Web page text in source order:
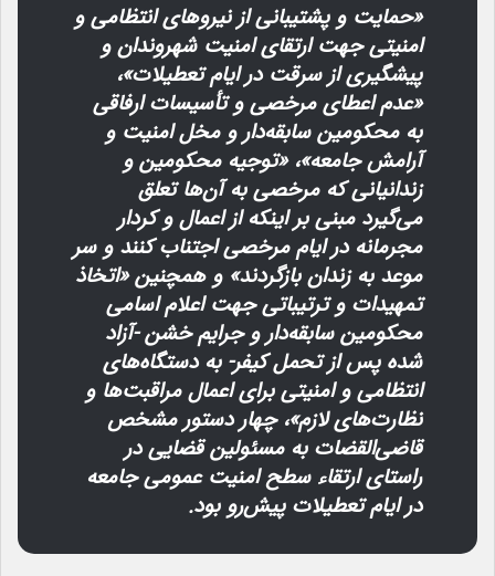
«حمایت و پشتیبانی از نیروهای انتظامی و
امنیتی جهت ارتقای امنیت شهروندان و
پیشگیری از سرقت در ایام تعطیلات»،
«عدم اعطای مرخصی و تأسیسات ارفاقی
به محکومین سابقه‌دار و مخل امنیت و
آرامش جامعه»، «توجیه محکومین و
زندانیانی که مرخصی به آن‌ها تعلق
می‌گیرد مبنی بر اینکه از اعمال و کردار
مجرمانه در ایام مرخصی اجتناب کنند و سر
موعد به زندان بازگردند» و همچنین «اتخاذ
تمهیدات و ترتیباتی جهت اعلام اسامی
محکومین سابقه‌دار و جرایم خشن -آزاد
شده پس از تحمل کیفر- به دستگاه‌های
انتظامی و امنیتی برای اعمال مراقبت‌ها و
نظارت‌های لازم»، چهار دستور مشخص
قاضی‌القضات به مسئولین قضایی در
راستای ارتقاء سطح امنیت عمومی جامعه
در ایام تعطیلات پیش‌رو بود.